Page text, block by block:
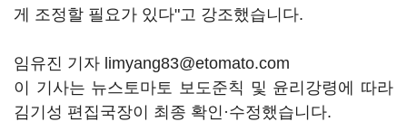
게 조정할 필요가 있다"고 강조했습니다.
임유진 기자 limyang83@etomato.com
이 기사는 뉴스토마토 보도준칙 및 윤리강령에 따라
김기성 편집국장이 최종 확인·수정했습니다.